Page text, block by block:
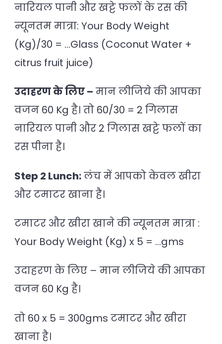
नारियल पानी और खट्टे फलों के रस की
न्यूनतम मात्रा: Your Body Weight
(Kg)/30 = …Glass (Coconut Water +
citrus fruit juice)
उदाहरण के लिए – मान लीजिये की आपका
वजन 60 Kg है। तो 60/30 = 2 गिलास
नारियल पानी और 2 गिलास खट्टे फलों का
रस पीना है।
Step 2 Lunch:लंच में आपको केवल खीरा
और टमाटर खाना है।
टमाटर और खीरा खाने की न्यूनतम मात्रा :
Your Body Weight (Kg) x 5 = …gms
उदाहरण के लिए – मान लीजिये की आपका
वजन 60 Kg है।
तो 60 x 5 = 300gms टमाटर और खीरा
खाना है।